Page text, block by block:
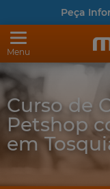
Peça
Menu
Curso de
Petshop
em